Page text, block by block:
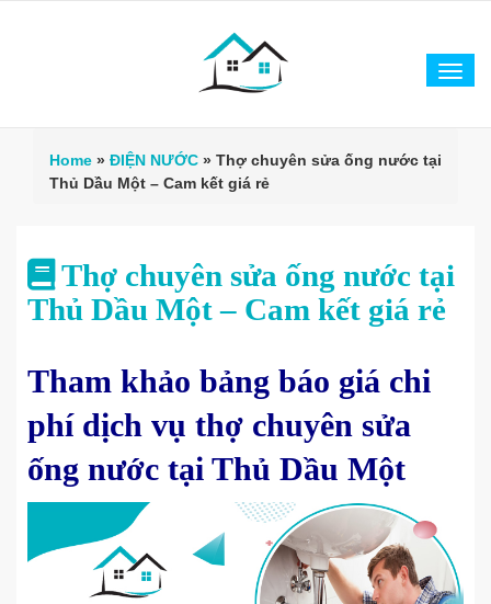
Home » ĐIỆN NƯỚC » Thợ chuyên sửa ống nước tại
Thủ Dầu Một – Cam kết giá rẻ
Thợ chuyên sửa ống nước tại
Thủ Dầu Một – Cam kết giá rẻ
Tham khảo bảng báo giá chi
phí dịch vụ thợ chuyên sửa
ống nước tại Thủ Dầu Một